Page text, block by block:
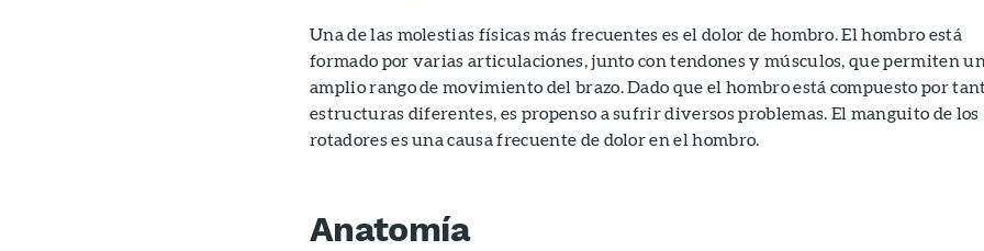
Una de las molestias físicas más frecuentes es el dolor de hombro. El hombro está
formado por varias articulaciones, junto con tendones y músculos, que permiten un
amplio rango de movimiento del brazo. Dado que el hombro está compuesto por
estructuras diferentes, es propenso a sufrir diversos problemas. El manguito de los
rotadores es una causa frecuente de dolor en el hombro.
Anatomía